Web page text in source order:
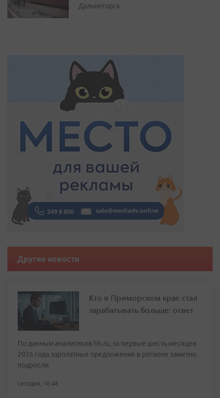
Дальнегорск
Другие новости
Кто в Приморском крае стал
зарабатывать больше: ответ
По данным аналитиков hh.ru, за первые шесть месяцев
2026 года зарплатные предложения в регионе заметно
подросли
сегодня, 16:46